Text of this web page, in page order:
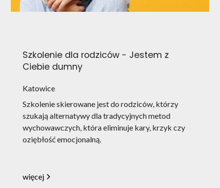
Szkolenie dla rodziców - Jestem z
Ciebie dumny
Katowice
Szkolenie skierowane jest do rodziców, którzy
szukają alternatywy dla tradycyjnych metod
wychowawczych, która eliminuje kary, krzyk czy
oziębłość emocjonalną.
więcej